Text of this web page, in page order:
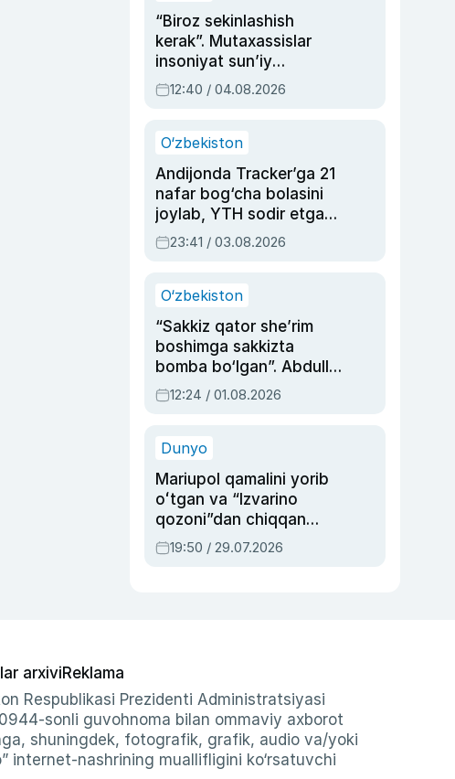
“Biroz sekinlashish
kerak”. Mutaxassislar
insoniyat sun’iy
intellektni boshqara
olmay qolishidan xavotir
12:40 / 04.08.2026
O‘zbekiston
Andijonda Tracker’ga 21
nafar bog‘cha bolasini
joylab, YTH sodir etgan
ayolga sud hukmi o‘qildi
23:41 / 03.08.2026
O‘zbekiston
“Sakkiz qator she’rim
boshimga sakkizta
bomba bo‘lgan”. Abdulla
Oripovni siyosiy
ayblovlardan asrab
12:24 / 01.08.2026
Dunyo
Mariupol qamalini yorib
oʻtgan va “Izvarino
qozoni”dan chiqqan
qahramon — Ukraina
armiyasi bosh
19:50 / 29.07.2026
arxiviReklama
Respublikasi Prezidenti Administratsiyasi
sonli guvohnoma bilan ommaviy axborot
shuningdek, fotografik, grafik, audio va/yoki
internet-nashrining muallifligini ko‘rsatuvchi